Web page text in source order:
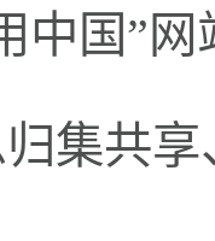
中国”
集共